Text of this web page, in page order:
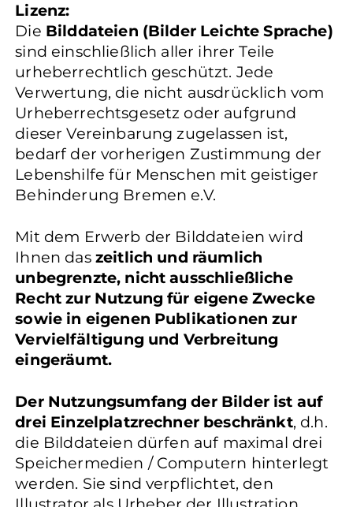
Lizenz:
Die Bilddateien (Bilder Leichte Sprache)
sind einschließlich aller ihrer Teile
urheberrechtlich geschützt. Jede
Verwertung, die nicht ausdrücklich vom
Urheberrechtsgesetz oder aufgrund
dieser Vereinbarung zugelassen ist,
bedarf der vorherigen Zustimmung der
Lebenshilfe für Menschen mit geistiger
Behinderung Bremen e.V.
Mit dem Erwerb der Bilddateien wird
Ihnen das zeitlich und räumlich
unbegrenzte, nicht ausschließliche
Recht zur Nutzung für eigene Zwecke
sowie in eigenen Publikationen zur
Vervielfältigung und Verbreitung
eingeräumt.
Der Nutzungsumfang der Bilder ist auf
drei Einzelplatzrechner beschränkt, d.h.
die Bilddateien dürfen auf maximal drei
Speichermedien / Computern hinterlegt
werden. Sie sind verpflichtet, den